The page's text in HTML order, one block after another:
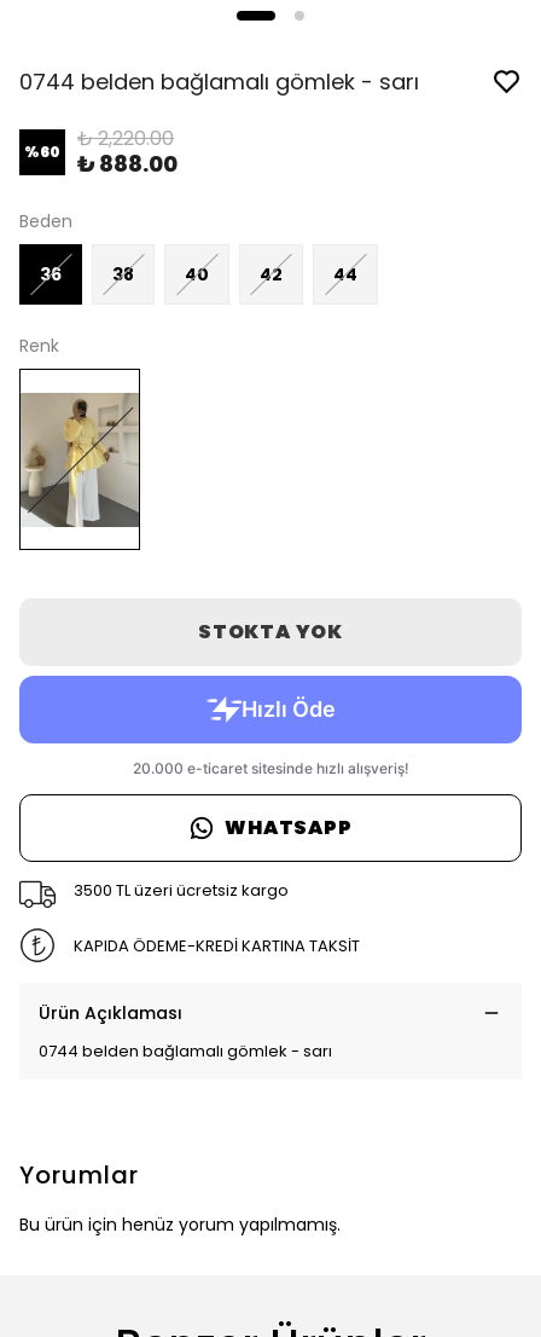
0744 belden bağlamalı gömlek - sarı
%60 ₺ 2,220.00
₺ 888.00
Beden
36 38 40 42 44
Renk
STOKTA YOK
WHATSAPP
3500 TL üzeri ücretsiz kargo
KAPIDA ÖDEME-KREDİ KARTINA TAKSİT
Ürün Açıklaması
0744 belden bağlamalı gömlek - sarı
Yorumlar
Bu ürün için henüz yorum yapılmamış.